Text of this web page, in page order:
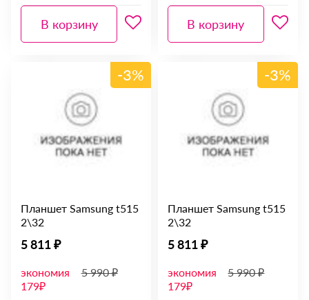
В корзину В корзину
-3%
Планшет Samsung t515
2\32
5 811 ₽
экономия
179₽
5 990 ₽
-3%
Планшет Samsung t515
2\32
5 811 ₽
экономия
179₽
5 990 ₽